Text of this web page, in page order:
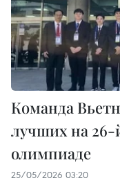
Команда
лучших на 26-
олимпиаде
25/05/2026 03:20